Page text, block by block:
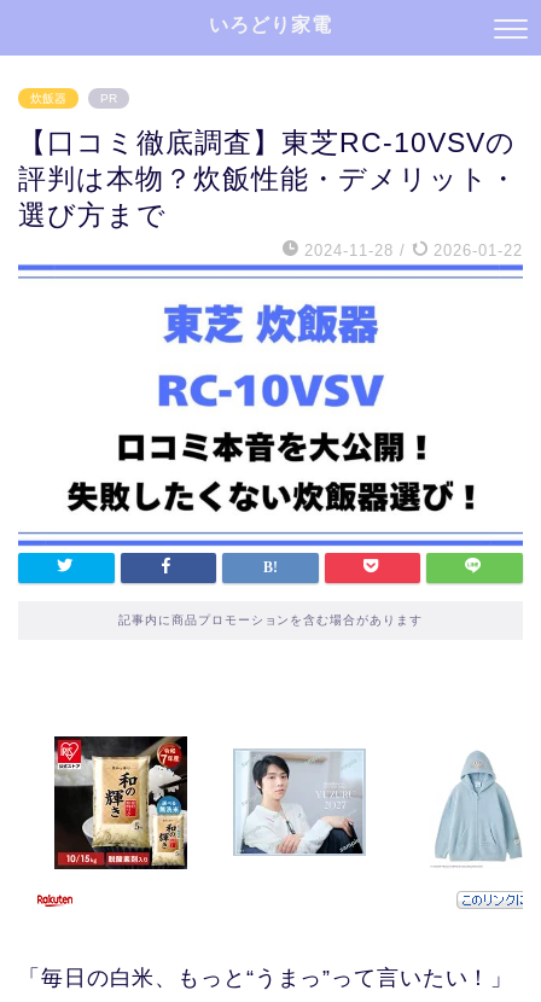
いろどり家電
炊飯器 PR
【口コミ徹底調査】東芝RC-10VSVの
評判は本物？炊飯性能・デメリット・
選び方まで
2024-11-28 / 2026-01-22
記事内に商品プロモーションを含む場合があります
「毎日の白米、もっと“うまっ”って言いたい！」